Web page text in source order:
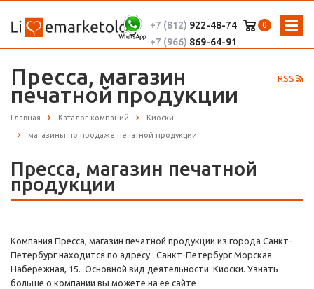
0
+7 (812) 922-48-74
+7 (966) 869-64-91
RSS
Пресса, магазин
печатной продукции
Главная Каталог компаний Киоски
магазины по продаже печатной продукции
Пресса, магазин печатной
продукции
Компания Пресса, магазин печатной продукции из города Санкт-
Петербург находится по адресу : Санкт-Петербург Морская
Набережная, 15. Основной вид деятельности: Киоски. Узнать
больше о компании вы можете на ее сайте